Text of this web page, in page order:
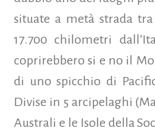
situate a metà strada
17.700 chilometri
coprirebbero si e no il
di uno spicchio di
Divise in 5 arcipelaghi
Australi e le Isole della